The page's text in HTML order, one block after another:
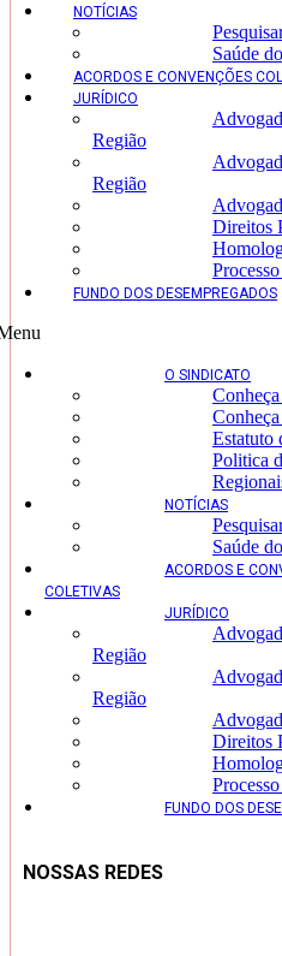
NOTÍCIAS
Saúde
ACORDOS E CONVENÇÕES
JURÍDICO
Região
Região
Direitos
FUNDO DOS DESEMPREGADOS
O SINDICATO
Estatuto
Politica
NOTÍCIAS
Saúde
ACORDOS E
COLETIVAS
JURÍDICO
Região
Região
Direitos
FUNDO DOS
NOSSAS REDES